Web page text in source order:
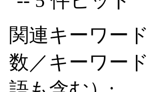
関連キーワー
数／キーワー